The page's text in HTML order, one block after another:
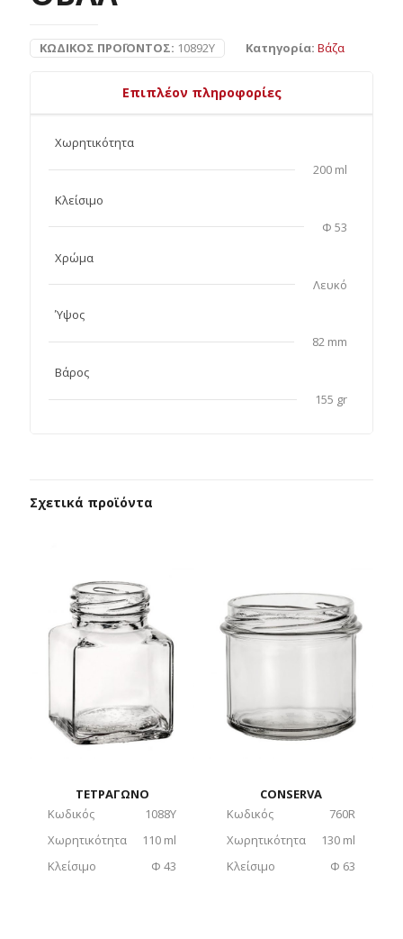
ΚΩΔΙΚΌΣ ΠΡΟΪΌΝΤΟΣ: 10892Y Κατηγορία: Βάζα
Επιπλέον πληροφορίες
Χωρητικότητα
200 ml
Κλείσιμο
Φ 53
Χρώμα
Λευκό
Ύψος
82 mm
Βάρος
155 gr
Σχετικά προϊόντα
ΤΕΤΡΑΓΩΝΟ
Κωδικός
1088Y
Χωρητικότητα
110 ml
Κλείσιμο
Φ 43
CONSERVA
Κωδικός
760R
Χωρητικότητα
130 ml
Κλείσιμο
Φ 63